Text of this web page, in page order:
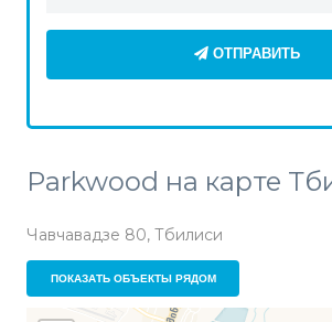
ОТПРАВИТЬ
Parkwood на карте
Чавчавадзе 80, Тбилиси
ПОКАЗАТЬ ОБЪЕКТЫ РЯДОМ